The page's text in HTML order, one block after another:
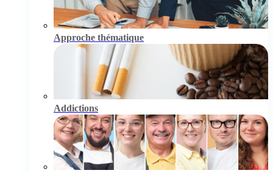
Approche thématique
Addictions